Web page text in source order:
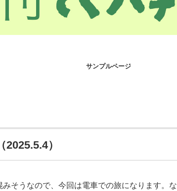
サンプルページ
）
そうなので、今回は電車での旅になります。な